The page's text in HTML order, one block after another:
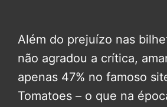
Além do prejuízo nas
não agradou a crítica,
apenas 47% no famoso
Tomatoes – o que na